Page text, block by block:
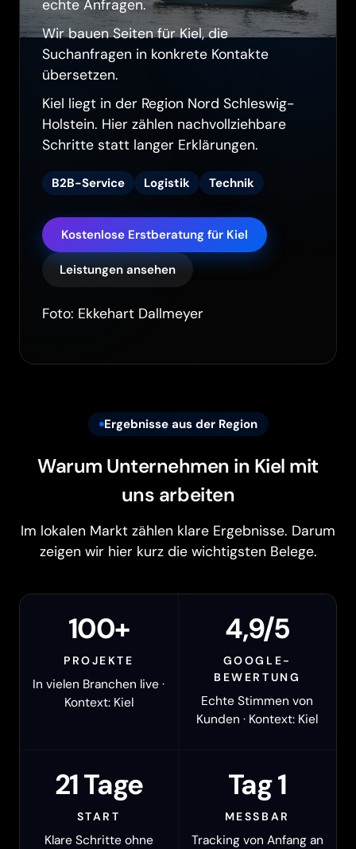
echte Anfragen.
Wir bauen Seiten für Kiel, die
Suchanfragen in konkrete Kontakte
übersetzen.
Kiel liegt in der Region Nord Schleswig-
Holstein. Hier zählen nachvollziehbare
Schritte statt langer Erklärungen.
B2B-Service Logistik Technik
Kostenlose Erstberatung für Kiel
Leistungen ansehen
Foto: Ekkehart Dallmeyer
Ergebnisse aus der Region
Warum Unternehmen in Kiel mit
uns arbeiten
Im lokalen Markt zählen klare Ergebnisse. Darum
zeigen wir hier kurz die wichtigsten Belege.
100+
PROJEKTE
In vielen Branchen live ·
Kontext: Kiel
4,9/5
GOOGLE-
BEWERTUNG
Echte Stimmen von
Kunden · Kontext: Kiel
21 Tage
START
Klare Schritte ohne
Tag 1
MESSBAR
Tracking von Anfang an